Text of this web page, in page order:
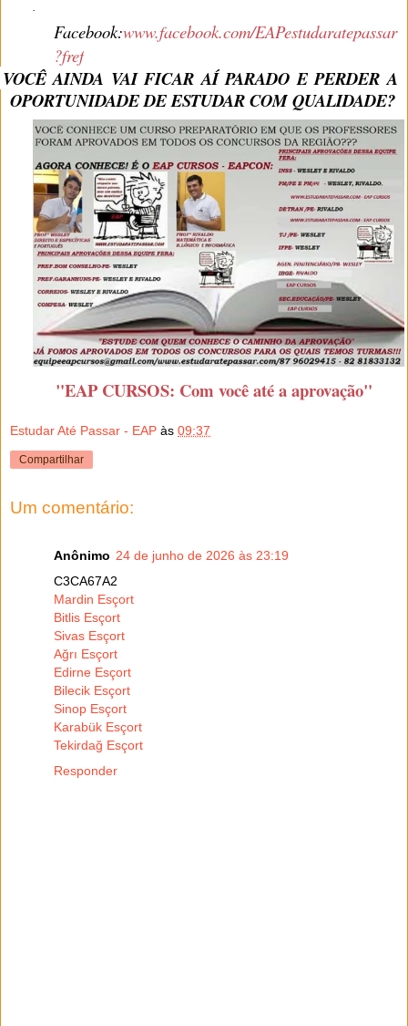
·
Facebook:www.facebook.com/EAPestudaratepassar
?fref
VOCÊ AINDA VAI FICAR AÍ PARADO E PERDER A
OPORTUNIDADE DE ESTUDAR COM QUALIDADE?
"EAP CURSOS: Com você até a aprovação"
Estudar Até Passar - EAP às 09:37
Compartilhar
Um comentário:
Anônimo 24 de junho de 2026 às 23:19
C3CA67A2
Mardin Esçort
Bitlis Esçort
Sivas Esçort
Ağrı Esçort
Edirne Esçort
Bilecik Esçort
Sinop Esçort
Karabük Esçort
Tekirdağ Esçort
Responder